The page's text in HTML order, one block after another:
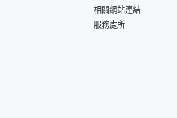
相關網站連結
服務處所